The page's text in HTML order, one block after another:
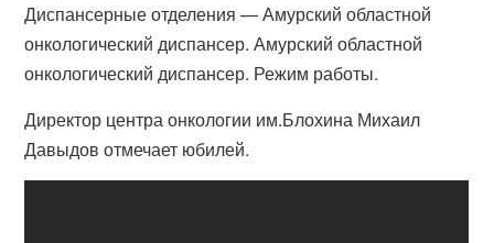
Диспансерные отделения — Амурский областной
онкологический диспансер. Амурский областной
онкологический диспансер. Режим работы.
Директор центра онкологии им.Блохина Михаил
Давыдов отмечает юбилей.